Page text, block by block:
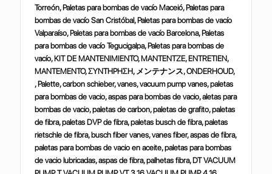
Torreón, Paletas para bombas de vacío Maceió, Paletas para
bombas de vacío San Cristóbal, Paletas para bombas de vacío
Valparaíso, Paletas para bombas de vacío Barcelona, Paletas
para bombas de vacío Tegucigalpa, Paletas para bombas de
vacío, KIT DE MANTENIMIENTO, MANTENTZE, ENTRETIEN,
MANTEMENTO, ΣΥΝΤΗΡΗΣΗ, メンテナンス, ONDERHOUD, , Palette, carbon schieber, vanes, vacuum pump vanes, paletas para bombas de vacio, aspas para bombas de vacio, aletas para bombas de vacio, paletas de carbon, paletas de grafito, paletas de fibra, paletas DVP de fibra, paletas busch de fibra, paletas rietschle de fibra, busch fiber vanes, vanes fiber, aspas de fibra, paletas para bombas de vacio en aceite, paletas para bombas de vacio lubricadas, aspas de fibra, palhetas fibra, DT VACUUM PUMP T VACUUM PUMP VT 3.16 VACUUM PUMP 4.16, , Palette, carbon schieber, vanes, vacuum pump vanes, paletas para bombas de vacio, aspas para bombas de vacio, aletas para bombas de vacio, paletas de carbon, paletas de grafito, paletas de fibra, paletas DVP de fibra, paletas busch de fibra, paletas rietschle de fibra, busch fiber vanes, vanes fiber, aspas de fibra, paletas para bombas de vacio en aceite, paletas para bombas de vacio lubricadas, aspas de fibra, palhetas fibra, DT VACUUM PUMP T VACUUM PUMP VT 3.25 VACUUM PUMP 4.25, , Palette, carbon schieber, vanes, vacuum pump vanes, paletas para bombas de vacio, aspas para bombas de vacio, aletas para bombas de vacio, paletas de carbon, paletas de grafito, paletas de fibra, paletas DVP de fibra, paletas busch de fibra, paletas rietschle de fibra, busch fiber vanes, vanes fiber, aspas de fibra, paletas para bombas de vacio en aceite, paletas para bombas de vacio lubricadas, aspas de fibra, palhetas fibra, DT VACUUM PUMP T VACUUM PUMP VT 3.40 VACUUM PUMP 4.40, , Palette, carbon schieber, vanes, vacuum pump vanes, paletas para bombas de vacio, aspas para bombas de vacio, aletas para bombas de vacio, paletas de carbon, paletas de grafito, paletas de fibra, paletas DVP de fibra, paletas busch de fibra, paletas rietschle de fibra, busch fiber vanes, vanes fiber, aspas de fibra, paletas para bombas de vacio en aceite, paletas para bombas de vacio lubricadas, aspas de fibra, palhetas fibra, DT VACUUM PUMP T VACUUM PUMP VT 4.2, , Palette, carbon schieber, vanes, vacuum pump vanes, paletas para bombas de vacio, aspas para bombas de vacio, aletas para bombas de vacio, paletas de carbon, paletas de grafito, paletas de fibra, paletas DVP de fibra, paletas busch de fibra, paletas rietschle de fibra, busch fiber vanes, vanes fiber, aspas de fibra, paletas para bombas de vacio en aceite, paletas para bombas de vacio lubricadas, aspas de fibra, palhetas fibra, DT VACUUM PUMP VT 4.3 VACUUM PUMP 4.4, , Palette, carbon schieber, vanes, vacuum pump vanes, paletas para bombas de vacio, aspas para bombas de vacio, aletas para bombas de vacio, paletas de carbon, paletas de grafito, paletas de fibra, paletas DVP de fibra, paletas busch de fibra, paletas rietschle de fibra, busch fiber vanes, vanes fiber, aspas de fibra, paletas para bombas de vacio en aceite, paletas para bombas de vacio lubricadas, aspas de fibra, palhetas fibra, DT VACUUM PUMP VT 4.6 VACUUM PUMP 4.8, , Palette, carbon schieber, vanes, vacuum pump vanes, paletas para bombas de vacio, aspas para bombas de vacio, aletas para bombas de vacio, paletas de carbon, paletas de grafito, paletas de fibra, paletas DVP de fibra, paletas busch de fibra, paletas rietschle de fibra, busch fiber vanes, vanes fiber, aspas de fibra, paletas para bombas de vacio en aceite, paletas para bombas de vacio lubricadas, aspas de fibra, palhetas fibra, DT VACUUM PUMP VT 6, , Palette, carbon schieber, vanes, vacuum pump vanes, paletas para bombas de vacio, aspas para bombas de vacio, aletas para bombas de vacio, paletas de carbon, paletas de grafito, paletas de fibra, paletas DVP de fibra, paletas busch de fibra, paletas rietschle de fibra, busch fiber vanes, vanes fiber, aspas de fibra, paletas para bombas de vacio en aceite, paletas para bombas de vacio lubricadas, aspas de fibra, palhetas fibra, DT VACUUM PUMP VT 10 Serie B…, , Palette, carbon schieber, vanes, vacuum pump vanes, paletas para bombas de vacio, aspas para bombas de vacio, aletas para bombas de vacio, paletas de carbon, paletas de grafito, paletas de fibra, paletas DVP de fibra, paletas busch de fibra, paletas rietschle de fibra, busch fiber vanes, vanes fiber, aspas de fibra, paletas para bombas de vacio en aceite, paletas para bombas de vacio lubricadas, aspas de fibra, palhetas fibra, DT VACUUM PUMP VT 25, , Palette, carbon schieber, vanes, vacuum pump vanes, paletas para bombas de vacio, aspas para bombas de vacio, aletas para bombas de vacio, paletas de carbon, paletas de grafito, paletas de fibra, paletas DVP de fibra, paletas busch de fibra, paletas rietschle de fibra, busch fiber vanes, vanes fiber, aspas de fibra, paletas para bombas de vacio en aceite, paletas para bombas de vacio lubricadas, aspas de fibra, palhetas fibra, DT VACUUM PUMP VT 40, , Palette, carbon schieber, vanes, vacuum pump vanes, paletas para bombas de vacio, aspas para bombas de vacio, aletas para bombas de vacio, paletas de carbon, paletas de grafito, paletas de fibra, paletas DVP de fibra, paletas busch de fibra, paletas rietschle de fibra, busch fiber vanes, vanes fiber, aspas de fibra, paletas para bombas de vacio en aceite, paletas para bombas de vacio lubricadas, aspas de fibra, palhetas fibra, DT 3.60, , Palette, carbon schieber, vanes, vacuum pump vanes, paletas para bombas de vacio, aspas para bombas de vacio, aletas para bombas de vacio, paletas de carbon, paletas de grafito, paletas de fibra, paletas DVP de fibra, paletas busch de fibra, paletas rietschle de fibra, busch fiber vanes, vanes fiber, aspas de fibra, paletas para bombas de vacio en aceite, paletas para bombas de vacio lubricadas, aspas de fibra, palhetas fibra, DTLF VACUUM PUMP VTLF 2.250, , Palette, carbon schieber, vanes, vacuum pump vanes, paletas para bombas de vacio, aspas para bombas de vacio, aletas para bombas de vacio, paletas de carbon, paletas de grafito, paletas de fibra, paletas DVP de fibra, paletas busch de fibra, paletas rietschle de fibra, busch fiber vanes, vanes fiber, aspas de fibra, paletas para bombas de vacio en aceite, paletas para bombas de vacio lubricadas, aspas de fibra, palhetas fibra, DTLF VACUUM PUMP VTLF 250 VACUUM PUMP 360, , Palette, carbon schieber, vanes, vacuum pump vanes, paletas para bombas de vacio, aspas para bombas de vacio, aletas para bombas de vacio, paletas de carbon, paletas de grafito, paletas de fibra, paletas DVP de fibra, paletas busch de fibra, paletas rietschle de fibra, busch fiber vanes, vanes fiber, aspas de fibra, paletas para bombas de vacio en aceite, paletas para bombas de vacio lubricadas, aspas de fibra, palhetas fibra, DTLF VACUUM PUMP VTLF 400 VACUUM PUMP 500, , Palette, carbon schieber, vanes, vacuum pump vanes, paletas para bombas de vacio, aspas para bombas de vacio, aletas para bombas de vacio, paletas de carbon, paletas de grafito, paletas de fibra, paletas DVP de fibra, paletas busch de fibra, paletas rietschle de fibra, busch fiber vanes, vanes fiber, aspas de fibra, paletas para bombas de vacio en aceite, paletas para bombas de vacio lubricadas, aspas de fibra, palhetas fibra, DVT 2.60, , Palette, carbon schieber, vanes, vacuum pump vanes, paletas para bombas de vacio, aspas para bombas de vacio, aletas para bombas de vacio, paletas de carbon, paletas de grafito, paletas de fibra, paletas DVP de fibra, paletas busch de fibra, paletas rietschle de fibra, busch fiber vanes, vanes fiber, aspas de fibra, paletas para bombas de vacio en aceite, paletas para bombas de vacio lubricadas, aspas de fibra, palhetas fibra, DVT 2.80, , Palette, carbon schieber, vanes, vacuum pump vanes, paletas para bombas de vacio, aspas para bombas de vacio, aletas para bombas de vacio, paletas de carbon, paletas de grafito, paletas de fibra, paletas DVP de fibra, paletas busch de fibra, paletas rietschle de fibra, busch fiber vanes, vanes fiber, aspas de fibra, paletas para bombas de vacio en aceite, paletas para bombas de vacio lubricadas, aspas de fibra, palhetas fibra, DVT 2.100, , Palette, carbon schieber, vanes, vacuum pump vanes, paletas para bombas de vacio, aspas para bombas de vacio, aletas para bombas de vacio, paletas de carbon, paletas de grafito, paletas de fibra, paletas DVP de fibra, paletas busch de fibra, paletas rietschle de fibra, busch fiber vanes, vanes fiber, aspas de fibra, paletas para bombas de vacio en aceite, paletas para bombas de vacio lubricadas, aspas de fibra, palhetas fibra, DVT 2.140 X 3.140, , Palette, carbon schieber, vanes, vacuum pump vanes, paletas para bombas de vacio, aspas para bombas de vacio, aletas para bombas de vacio, paletas de carbon, paletas de grafito, paletas de fibra, paletas DVP de fibra, paletas busch de fibra, paletas rietschle de fibra, busch fiber vanes, vanes fiber, aspas de fibra, paletas para bombas de vacio en aceite, paletas para bombas de vacio lubricadas, aspas de fibra, palhetas fibra, DVT 3.60 VACUUM PUMP 3.80, , Palette, carbon schieber, vanes, vacuum pump vanes, paletas para bombas de vacio, aspas para bombas de vacio, aletas para bombas de vacio, paletas de carbon, paletas de grafito, paletas de fibra, paletas DVP de fibra, paletas busch de fibra, paletas rietschle de fibra, busch fiber vanes, vanes fiber, aspas de fibra, paletas para bombas de vacio en aceite, paletas para bombas de vacio lubricadas, aspas de fibra, palhetas fibra, DVT 3.100, , Palette, carbon schieber, vanes, vacuum pump vanes, paletas para bombas de vacio, aspas para bombas de vacio, aletas para bombas de vacio, paletas de carbon, paletas de grafito, paletas de fibra, paletas DVP de fibra, paletas busch de fibra, paletas rietschle de fibra, busch fiber vanes, vanes fiber, aspas de fibra, paletas para bombas de vacio en aceite, paletas para bombas de vacio lubricadas, aspas de fibra, palhetas fibra, DVT 70, , Palette, carbon schieber, vanes, vacuum pump vanes, paletas para bombas de vacio, aspas para bombas de vacio, aletas para bombas de vacio, paletas de carbon, paletas de grafito, paletas de fibra, paletas DVP de fibra, paletas busch de fibra, paletas rietschle de fibra, busch fiber vanes, vanes f